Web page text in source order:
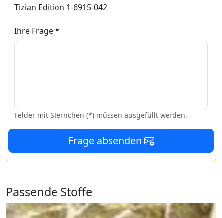
Tizian Edition 1-6915-042
Ihre Frage *
Felder mit Sternchen (*) müssen ausgefüllt werden.
Frage absenden
Passende Stoffe